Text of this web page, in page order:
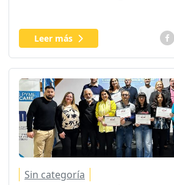
Leer más
Sin categoría